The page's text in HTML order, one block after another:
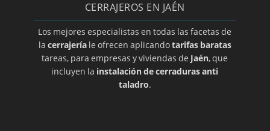
CERRAJEROS EN JAÉN
Los mejores especialistas en todas las facetas de
la cerrajeríale ofrecen aplicandotarifas baratas
tareas, para empresas y viviendas de Jaén, que
incluyen la instalación de cerraduras anti
taladro.